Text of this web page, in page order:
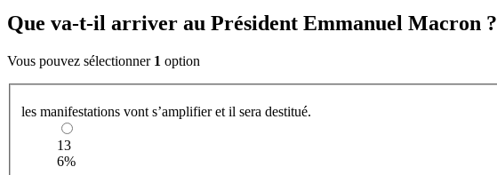
Que va-t-il arriver au Président Emmanuel Macron ?
Vous pouvez sélectionner 1 option
les manifestations vont s’amplifier et il sera destitué.
13
6%